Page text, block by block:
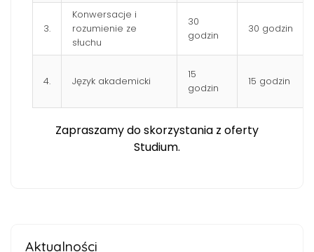
3.
Konwersacje i
rozumienie ze
słuchu
30
godzin
30 godzin
4. Język akademicki
15
godzin
15 godzin
Zapraszamy do skorzystania z oferty
Studium.
Aktualności